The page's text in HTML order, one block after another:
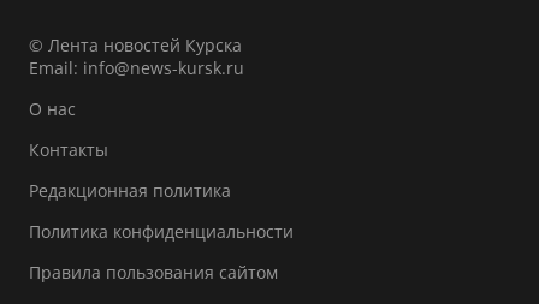
© Лента новостей Курска
Email: info@news-kursk.ru
О нас
Контакты
Редакционная политика
Политика конфиденциальности
Правила пользования сайтом